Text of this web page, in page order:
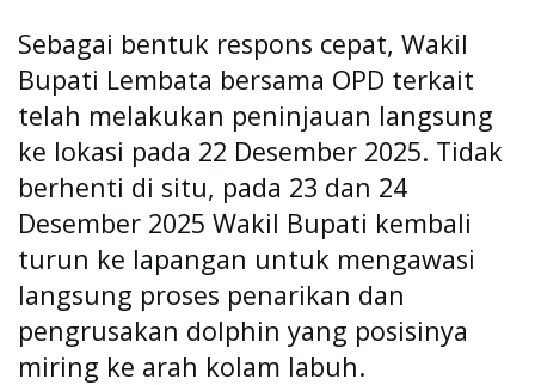
Sebagai bentuk respons cepat, Wakil
Bupati Lembata bersama OPD terkait
telah melakukan peninjauan langsung
ke lokasi pada 22 Desember 2025. Tidak
berhenti di situ, pada 23 dan 24
Desember 2025 Wakil Bupati kembali
turun ke lapangan untuk mengawasi
langsung proses penarikan dan
pengrusakan dolphin yang posisinya
miring ke arah kolam labuh.